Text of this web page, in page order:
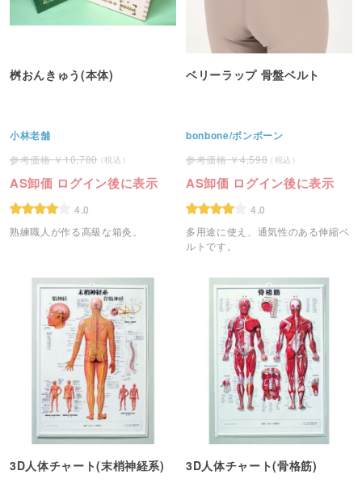
桝おんきゅう(本体)
小林老舗
10,780
AS卸価 ログイン後に表示
4.0
熟練職人が作る高級な箱灸。
ベリーラップ 骨盤ベルト
bonbone/ボンボーン
4,598
AS卸価 ログイン後に表示
4.0
多用途に使え、通気性のある伸縮ベ
ルトです。
3D人体チャート(末梢神経系) 3D人体チャート(骨格筋)